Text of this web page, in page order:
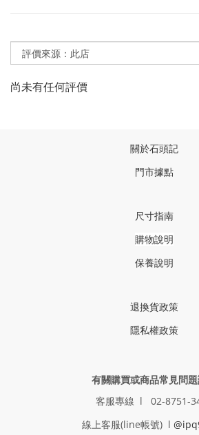
尚未有任何評價
關於石頭記
門市據點
尺寸指南
購物說明
保養說明
退換貨政策
隱私權政策
有關購買或商品常見問
客服專線 l 02-8751-
線上客服(line帳號) l